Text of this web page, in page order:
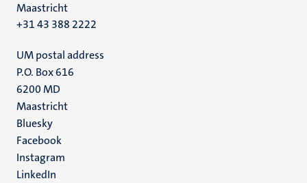
Maastricht
+31 43 388 2222
UM postal address
P.O. Box 616
6200 MD
Maastricht
Social
media
Bluesky
Facebook
Instagram
LinkedIn